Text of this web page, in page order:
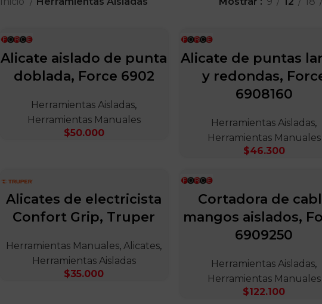
Alicate aislado de punta
doblada, Force 6902
Herramientas Aisladas,
Herramientas Manuales
$50.000
Alicate de puntas
y redondas,
6908160
Herramientas Aisladas,
Herramientas Manuales
$46.300
Alicates de electricista
Confort Grip, Truper
Herramientas Manuales,Alicates,
Herramientas Aisladas
$35.000
Cortadora de
mangos aislados,
6909250
Herramientas Aisladas,
Herramientas Manuales
$122.100